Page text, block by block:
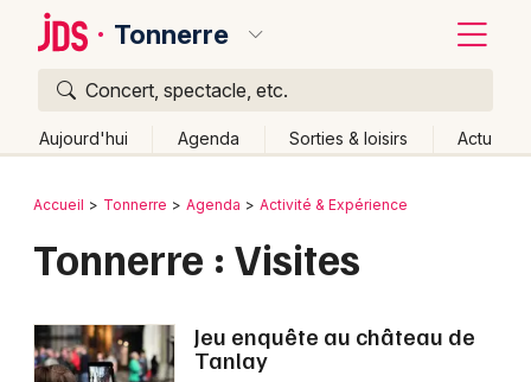
Tonnerre
Concert, spectacle, etc.
Aujourd'hui Agenda Sorties & loisirs Actu
Publier un événement
Grands événements
Bordeaux
Lille
Retour
Accueil Tonnerre Agenda Activité & Expérience
Tonnerre : Visites
Jeu enquête au château de
Tanlay
Quoi ?
Où ?
Partout
Près de moi Changer de lieu
Aujourd'hui
Demain Ce week-end